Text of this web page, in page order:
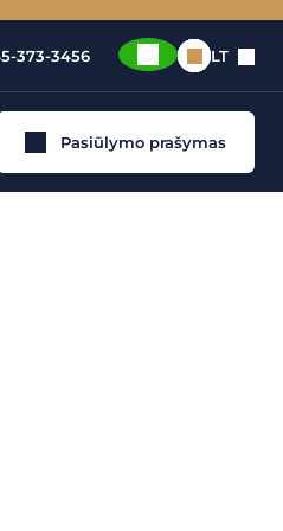
373-3456 LT
Pasiūlymo prašymas